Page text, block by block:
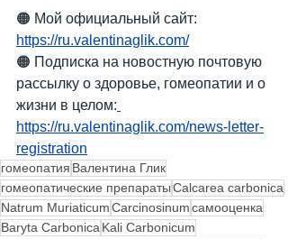
🟠 Мой официальный сайт:
https://ru.valentinaglik.com/
🟠 Подписка на новостную почтовую
рассылку о здоровье, гомеопатии и о
жизни в целом:
https://ru.valentinaglik.com/news-letter-
registration
гомеопатия Валентина Глик
гомеопатические препаратыCalcarea carbonica
Natrum MuriaticumCarcinosinumсамооценка
Baryta Carbonica Kali Carbonicum